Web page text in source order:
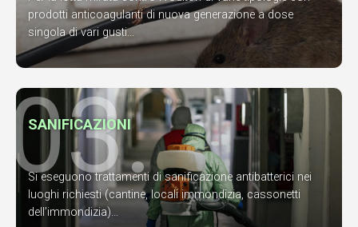
prodotti anticoagulanti di nuova generazione a dose
singola di vari gusti...
03.
SANIFICAZIONI
Si eseguono trattamenti di sanificazione antibatterici nei
luoghi richiesti (cantine, locali immondizia, cassonetti
dell’immondizia)...